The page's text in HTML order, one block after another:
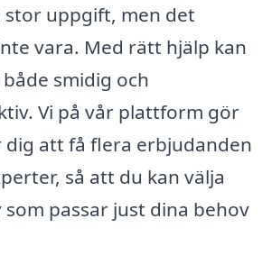
stor uppgift, men det
vara. Med rätt hjälp kan
smidig och
Vi på vår plattform gör
att få flera erbjudanden
så att du kan välja
passar just dina behov